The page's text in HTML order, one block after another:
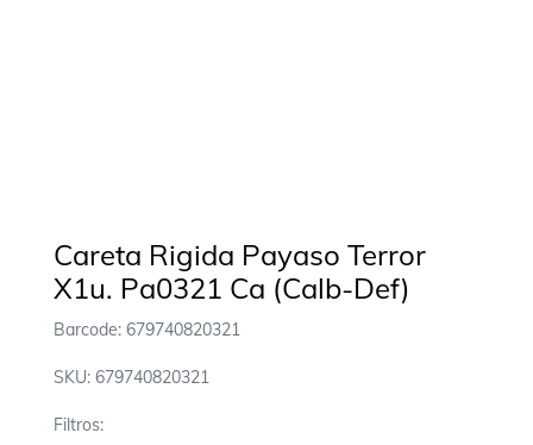
Careta Rigida Payaso Terror
X1u. Pa0321 Ca (Calb-Def)
Barcode: 679740820321
SKU: 679740820321
Filtros: